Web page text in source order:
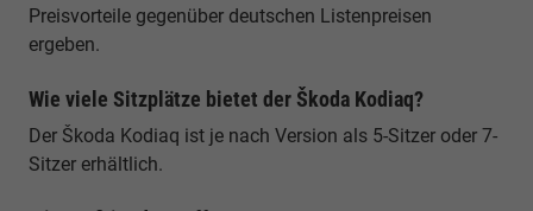
Preisvorteile gegenüber deutschen Listenpreisen
ergeben.
Wie viele Sitzplätze bietet der Škoda Kodiaq?
Der Škoda Kodiaq ist je nach Version als 5-Sitzer oder 7-
Sitzer erhältlich.